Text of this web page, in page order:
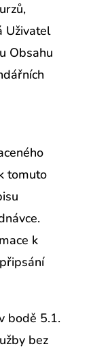
Uživatel
Obsahu
tomuto
k
bodě 5.1.
bez